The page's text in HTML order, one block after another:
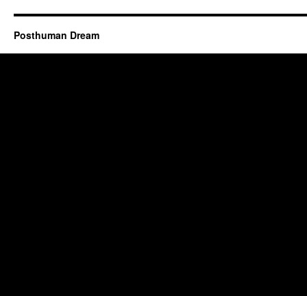
Posthuman Dream